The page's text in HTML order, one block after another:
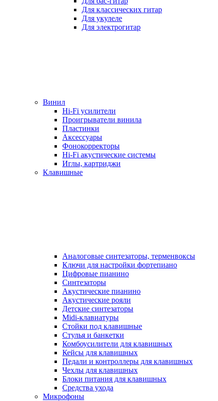
Для классических гитар
Для укулеле
Для электрогитар
Винил
Hi-Fi усилители
Проигрыватели винила
Пластинки
Аксессуары
Фонокорректоры
Hi-Fi акустические системы
Иглы, картриджи
Клавишные
Аналоговые синтезаторы, терменвоксы
Ключи для настройки фортепиано
Цифровые пианино
Синтезаторы
Акустические пианино
Акустические рояли
Детские синтезаторы
Midi-клавиатуры
Стойки под клавишные
Стулья и банкетки
Комбоусилители для клавишных
Кейсы для клавишных
Педали и контроллеры для клавишных
Чехлы для клавишных
Блоки питания для клавишных
Средства ухода
Микрофоны